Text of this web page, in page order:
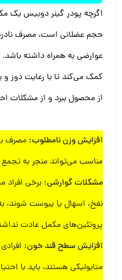
اگرچه پودر گینر دوبیس یک
حجم عضلانی است، مصرف
عوارضی به همراه داشته
کمک می‌کند تا با رعایت دوز و
از محصول ببرد و از مشکلات
افزایش وزن نامطلوب: مصرف
مناسب می‌تواند منجر به
مشکلات گوارشی: برخی
نفخ، اسهال یا یبوست شوند،
پروتئین‌های مکمل عادت
افزایش سطح قند خون:
متابولیکی هستند، باید با